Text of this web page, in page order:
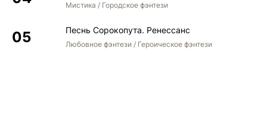
Мистика / Городское фэнтези
Песнь Сорокопута. Ренессанс
Любовное фэнтези / Героическое фэнтези